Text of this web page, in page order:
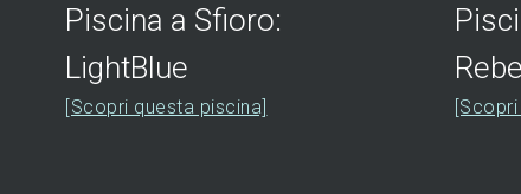
Piscina a Sfioro:
LightBlue
[Scopri questa piscina]